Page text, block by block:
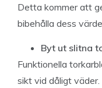
Detta kommer att
bibehålla dess
Byt ut slitna
Funktionella
sikt vid dåligt